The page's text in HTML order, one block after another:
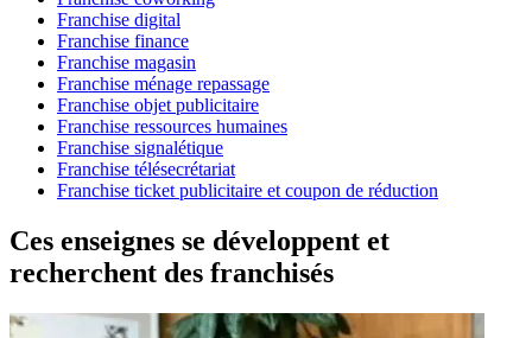
Franchise digital
Franchise finance
Franchise magasin
Franchise ménage repassage
Franchise objet publicitaire
Franchise ressources humaines
Franchise signalétique
Franchise télésecrétariat
Franchise ticket publicitaire et coupon de réduction
Ces enseignes se développent et
recherchent des franchisés